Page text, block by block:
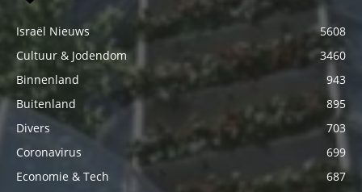
Israël Nieuws
5608
Cultuur & Jodendom
3460
Binnenland
943
Buitenland
895
Divers
703
Coronavirus
699
Economie & Tech
687